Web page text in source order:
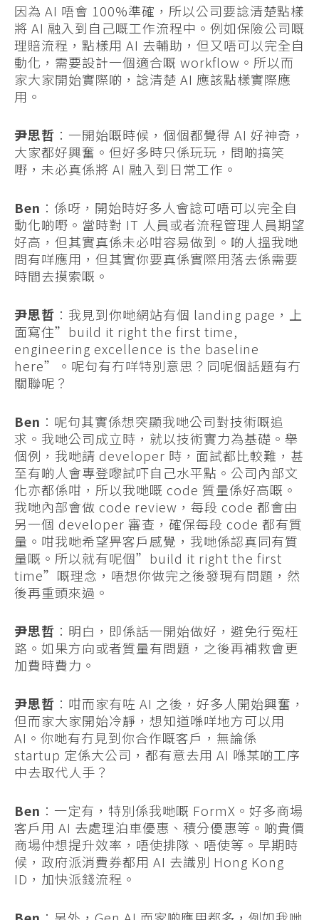
因為 AI 唔會 100%準確，所以公司要諗清楚點樣
將 AI 融入到自己嘅工作流程中。例如保險公司嘅
理賠流程，點樣用 AI 去輔助，但又唔可以完全自
動化，需要設計一個適合嘅 workflow。所以而
家大家開始實際啲，諗清楚 AI 應該點樣實際應
用。
尹思哲 ：一開始嘅時候，個個都覺得 AI 好神奇，
大家都好興奮。但好多時只係玩玩，問啲搞笑
嘢，未必真係將 AI 融入到日常工作。
Ben ：係呀，開始時好多人會諗可唔可以完全自
動化啲嘢。當時對 IT 人員或者流程管理人員期望
好高，但其實真係未必咁容易做到。啲人搵我哋
問有咩應用，但其實你要真係實際用落去係需要
時間去摸索嘅。
尹思哲 ：我見到你哋網站有個 landing page，上
面寫住”build it right the first time,
engineering excellence is the baseline
here”。呢句有冇咩特別意思？同呢個話題有冇
關聯呢？
Ben ：呢句其實係想突顯我哋公司對技術嘅追
求。我哋公司成立時，就以技術實力為基礎。舉
個例，我哋請 developer 時，面試都比較難，甚
至有啲人會專登嚟試吓自己水平點。公司內部文
化亦都係咁，所以我哋嘅 code 質量係好高嘅。
我哋內部會做 code review，每段 code 都會由
另一個 developer 審查，確保每段 code 都有質
量。咁我哋希望畀客戶感覺，我哋係認真同有質
量嘅。所以就有呢個”build it right the first
time”嘅理念，唔想你做完之後發現有問題，然
後再重頭來過。
尹思哲 ：明白，即係話一開始做好，避免行冤枉
路。如果方向或者質量有問題，之後再補救會更
加費時費力。
尹思哲 ：咁而家有咗 AI 之後，好多人開始興奮，
但而家大家開始冷靜，想知道喺咩地方可以用
AI。你哋有冇見到你合作嘅客戶，無論係
startup 定係大公司，都有意去用 AI 喺某啲工序
中去取代人手？
Ben ：一定有，特別係我哋嘅 FormX。好多商場
客戶用 AI 去處理泊車優惠、積分優惠等。啲貴價
商場仲想提升效率，唔使排隊、唔使等。早期時
候，政府派消費券都用 AI 去識別 Hong Kong
ID，加快派錢流程。